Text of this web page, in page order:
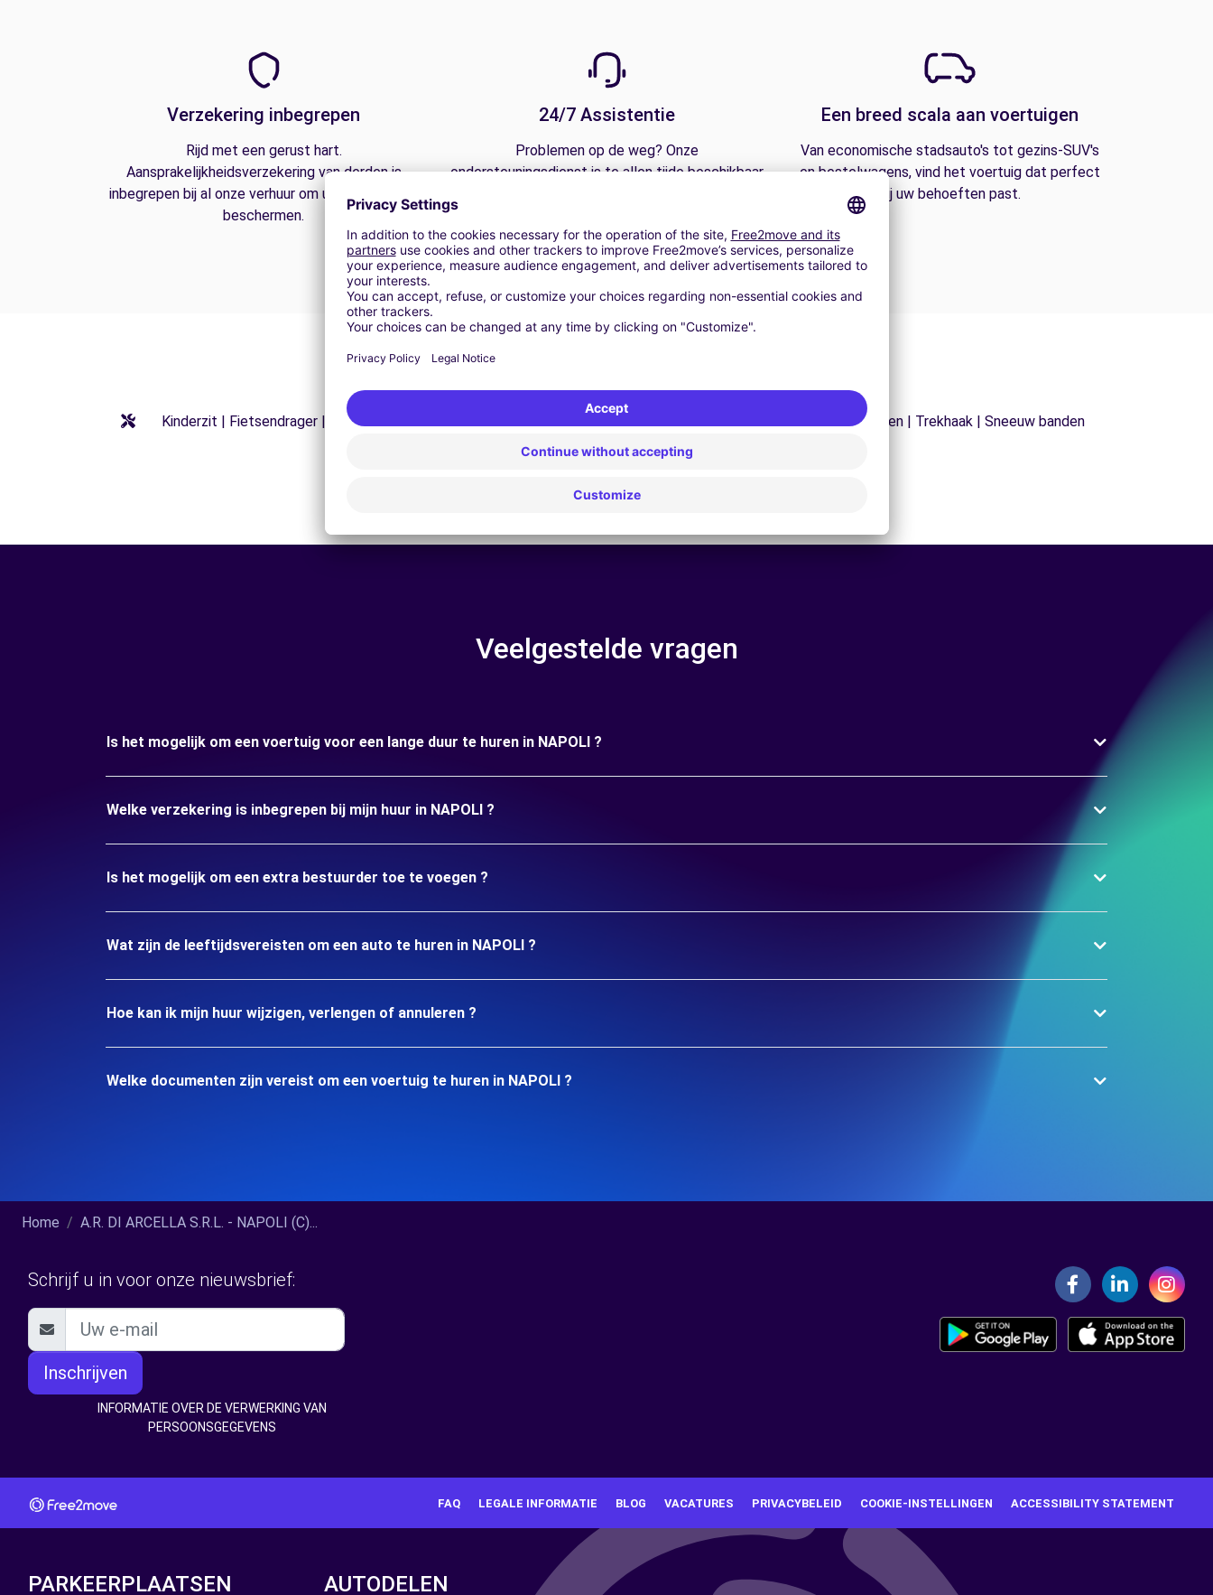
Verzekering inbegrepen
Rijd met een gerust hart.
Aansprakelijkheidsverzekering van derden is
inbegrepen bij al onze verhuur om u op de weg te
beschermen.
24/7 Assistentie
Problemen op de weg? Onze
ondersteuningsdienst is te allen tijde beschikbaar
Een breed scala aan voertuigen
Van economische stadsauto's tot gezins-SUV's
en bestelwagens, vind het voertuig dat perfect
bij uw behoeften past.
Kinderzit | Fietsendrager | Stoelverhoging | GPS | Verhuizingsset | Dakkoffer | Dakrails | Skidrager | Sneeuwkettingen | Trekhaak | Sneeuw banden
Veelgestelde vragen
Is het mogelijk om een voertuig voor een lange duur te huren in NAPOLI ?
Welke verzekering is inbegrepen bij mijn huur in NAPOLI ?
Is het mogelijk om een extra bestuurder toe te voegen ?
Wat zijn de leeftijdsvereisten om een auto te huren in NAPOLI ?
Hoe kan ik mijn huur wijzigen, verlengen of annuleren ?
Welke documenten zijn vereist om een voertuig te huren in NAPOLI ?
Home A.R. DI ARCELLA S.R.L. - NAPOLI (C)...
Schrijf u in voor onze nieuwsbrief:
Inschrijven
INFORMATIE OVER DE VERWERKING VAN
PERSOONSGEGEVENS
FAQ LEGALE INFORMATIE BLOG VACATURES PRIVACYBELEID COOKIE-INSTELLINGEN ACCESSIBILITY STATEMENT
PARKEERPLAATSEN AUTODELEN